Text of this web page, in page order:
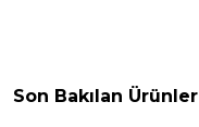
Son Bakılan Ürünler